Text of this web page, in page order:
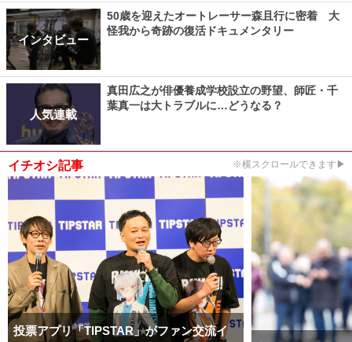
インタビュー
50歳を迎えたオートレーサー森且行に密着 大
怪我から奇跡の復活ドキュメンタリー
人気連載
真田広之が俳優養成学校設立の野望、師匠・千
葉真一は大トラブルに…どうなる？
イチオシ記事 ※横スクロールできます▶
投票アプリ「TIPSTAR」がファン交流イ